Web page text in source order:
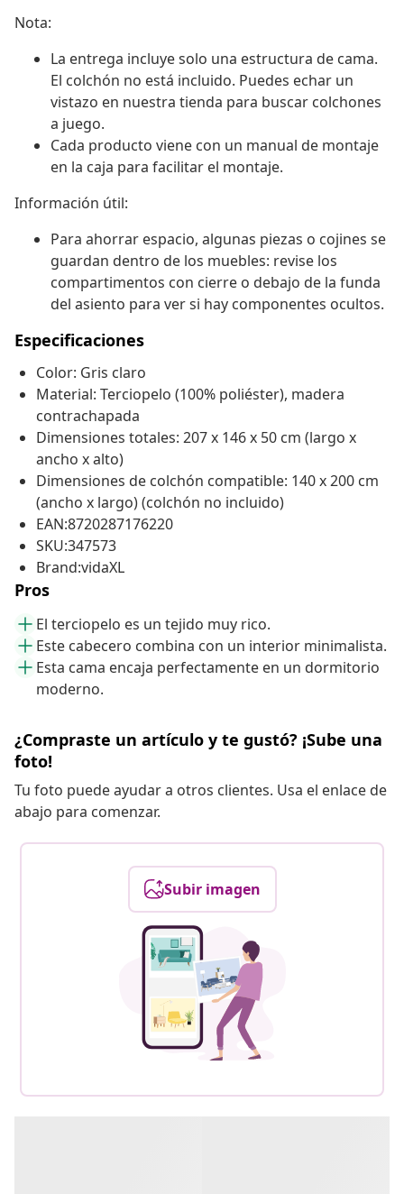
Nota:
La entrega incluye solo una estructura de cama.
El colchón no está incluido. Puedes echar un
vistazo en nuestra tienda para buscar colchones
a juego.
Cada producto viene con un manual de montaje
en la caja para facilitar el montaje.
Información útil:
Para ahorrar espacio, algunas piezas o cojines se
guardan dentro de los muebles: revise los
compartimentos con cierre o debajo de la funda
del asiento para ver si hay componentes ocultos.
Especificaciones
Color: Gris claro
Material: Terciopelo (100% poliéster), madera
contrachapada
Dimensiones totales: 207 x 146 x 50 cm (largo x
ancho x alto)
Dimensiones de colchón compatible: 140 x 200 cm
(ancho x largo) (colchón no incluido)
EAN:8720287176220
SKU:347573
Brand:vidaXL
Pros
El terciopelo es un tejido muy rico.
Este cabecero combina con un interior minimalista.
Esta cama encaja perfectamente en un dormitorio
moderno.
¿Compraste un artículo y te gustó? ¡Sube una
foto!
Tu foto puede ayudar a otros clientes. Usa el enlace de
abajo para comenzar.
Subir imagen